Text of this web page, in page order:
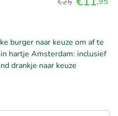
burger naar keuze om af te
hartje Amsterdam: inclusief
drankje naar keuze